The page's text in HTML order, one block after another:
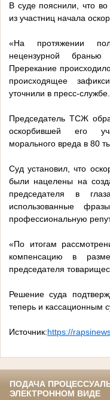
В суде пояснили, что
из участниц начала
«На протяжении
нецензурной
Пререкание
происходящее
уточнили в пресс-службе.
Председатель ТСЖ
оскорбившей его
морального вреда в 80
Суд установил, что
были нацелены на
председателя в
использованные
профессиональную
«По итогам
компенсацию в
председателя
Решение суда
теперь и кассационным
Источник:https://
ПОДАЧА
ЭЛЕКТРОННОМ ВИДЕ